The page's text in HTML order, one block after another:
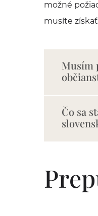
možné
musíte
Musím
Čo sa